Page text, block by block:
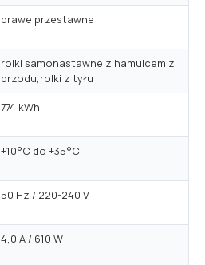
prawe przestawne
rolki samonastawne z hamulcem z
przodu,rolki z tyłu
774 kWh
+10°C do +35°C
50 Hz / 220-240 V
4,0 A / 610 W